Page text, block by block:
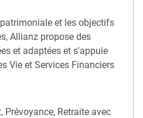
et les objectifs
Allianz propose des
et adaptées et s'appuie
Vie et Services Financiers
Prévoyance, Retraite avec